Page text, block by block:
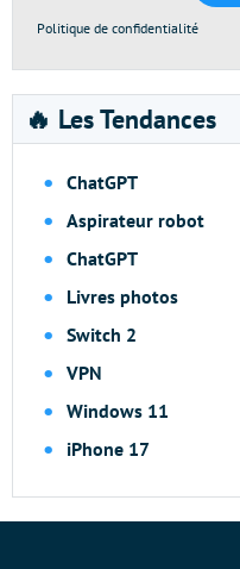
Politique de confidentialité
🔥 Les Tendances
ChatGPT
Aspirateur robot
ChatGPT
Livres photos
Switch 2
VPN
Windows 11
iPhone 17